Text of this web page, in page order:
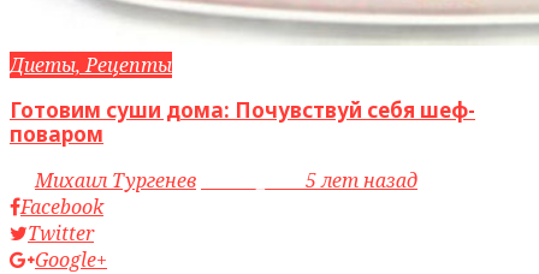
Диеты, Рецепты
Готовим суши дома: Почувствуй себя шеф-
поваром
byМихаил Тургенев
5 лет назад
Facebook
Twitter
Google+